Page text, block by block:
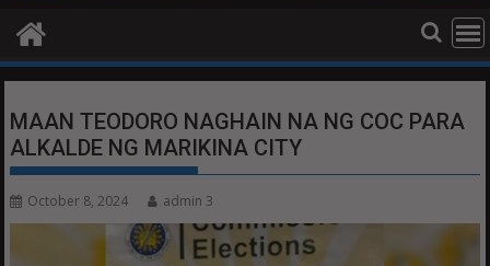
MAAN TEODORO NAGHAIN NA NG COC PARA
ALKALDE NG MARIKINA CITY
October 8, 2024 admin 3